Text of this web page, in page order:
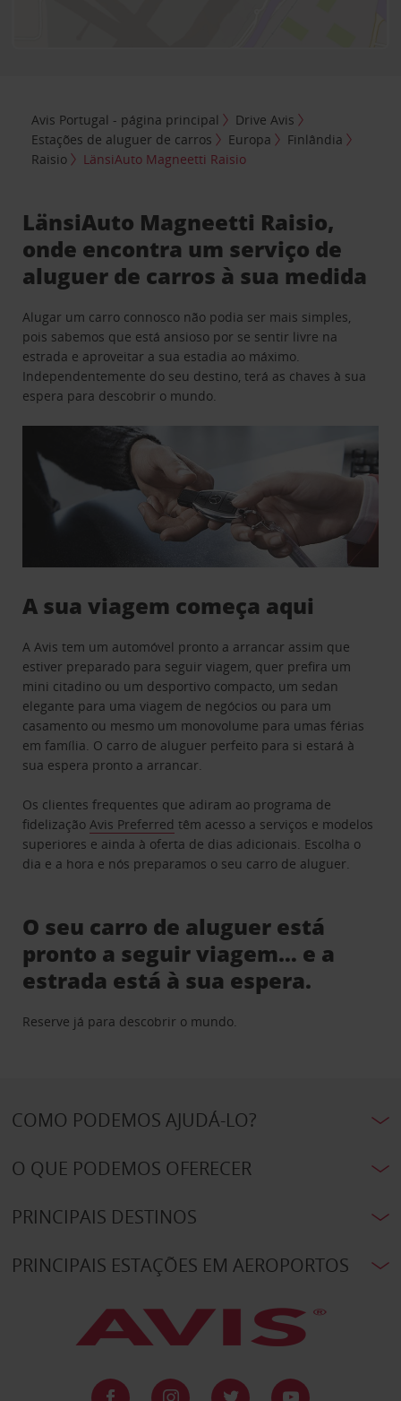
Avis Portugal - página principal
Drive Avis
Estações de aluguer de carros
Europa
Finlândia
Raisio
LänsiAuto Magneetti Raisio
LänsiAuto Magneetti Raisio,
onde encontra um serviço de
aluguer de carros à sua medida
Alugar um carro connosco não podia ser mais simples,
pois sabemos que está ansioso por se sentir livre na
estrada e aproveitar a sua estadia ao máximo.
Independentemente do seu destino, terá as chaves à sua
espera para descobrir o mundo.
A sua viagem começa aqui
A Avis tem um automóvel pronto a arrancar assim que
estiver preparado para seguir viagem, quer prefira um
mini citadino ou um desportivo compacto, um sedan
elegante para uma viagem de negócios ou para um
casamento ou mesmo um monovolume para umas férias
em família. O carro de aluguer perfeito para si estará à
sua espera pronto a arrancar.
Os clientes frequentes que adiram ao programa de
fidelizaçãoAvis Preferred têm acesso a serviços e modelos
superiores e ainda à oferta de dias adicionais. Escolha o
dia e a hora e nós preparamos o seu carro de aluguer.
O seu carro de aluguer está
pronto a seguir viagem… e a
estrada está à sua espera.
Reserve já para descobrir o mundo.
COMO PODEMOS AJUDÁ-LO?
O QUE PODEMOS OFERECER
PRINCIPAIS DESTINOS
PRINCIPAIS ESTAÇÕES EM AEROPORTOS